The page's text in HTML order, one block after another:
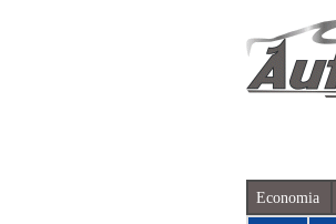
Economia